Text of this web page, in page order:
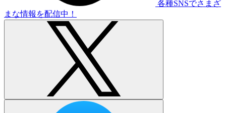
各種SNSでさまざ
まな情報を配信中！